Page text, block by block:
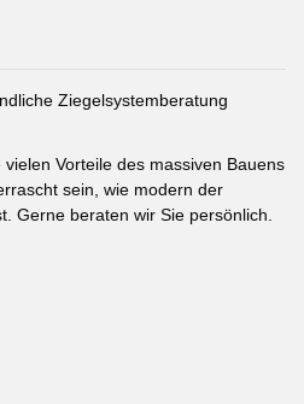
Ziegelsystemberatung
Vorteile des massiven Bauens
sein, wie modern der
Gerne beraten wir Sie persönlich.